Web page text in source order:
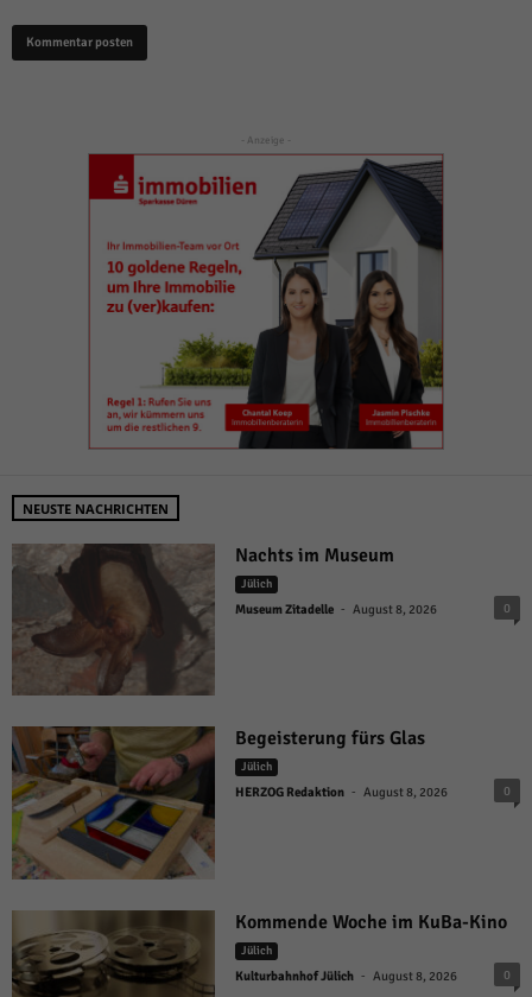
- Anzeige -
NEUSTE NACHRICHTEN
Nachts im Museum
Jülich
Museum Zitadelle - August 8, 2026 0
Begeisterung fürs Glas
Jülich
HERZOG Redaktion - August 8, 2026 0
Kommende Woche im KuBa-Kino
Jülich
Kulturbahnhof Jülich - August 8, 2026 0